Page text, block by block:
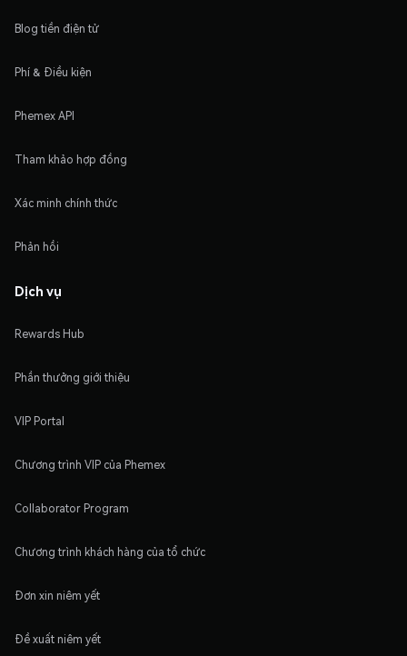
Blog tiền điện tử
Phí & Điều kiện
Phemex API
Tham khảo hợp đồng
Xác minh chính thức
Phản hồi
Dịch vụ
Rewards Hub
Phần thưởng giới thiệu
VIP Portal
Chương trình VIP của Phemex
Collaborator Program
Chương trình khách hàng của tổ chức
Đơn xin niêm yết
Đề xuất niêm yết